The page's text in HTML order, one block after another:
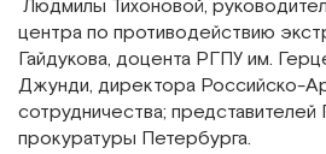
Людмилы Тихоновой,
центра по противодействию
Гайдукова, доцента РГПУ им.
Джунди, директора Российско-
сотрудничества;
прокуратуры Петербурга.